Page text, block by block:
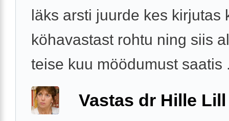
läks arsti juurde kes kirjutas
köhavastast rohtu ning siis
teise kuu möödumust saatis
Vastas dr Hille Lill